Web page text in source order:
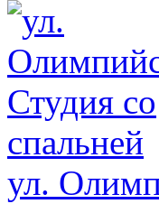
ул.